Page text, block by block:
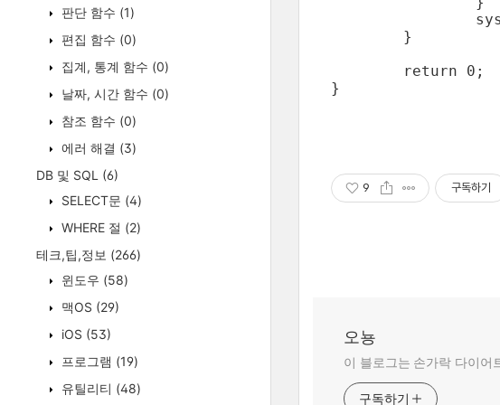
판단 함수 (1)
편집 함수 (0)
집계, 통계 함수 (0)
날짜, 시간 함수 (0)
참조 함수 (0)
에러 해결 (3)
DB 및 SQL (6)
SELECT문 (4)
WHERE 절 (2)
테크,팁,정보 (266)
윈도우 (58)
맥OS (29)
iOS (53)
프로그램 (19)
유틸리티 (48)
9 구독하기
오뇽
이 블로그는 손가락 다이어
구독하기